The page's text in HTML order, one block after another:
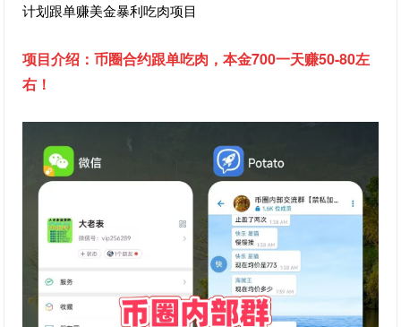
计划跟单赚美金暴利吃肉项目
项目介绍 ：币圈合约跟单吃肉，本金700一天赚50-80左
右！